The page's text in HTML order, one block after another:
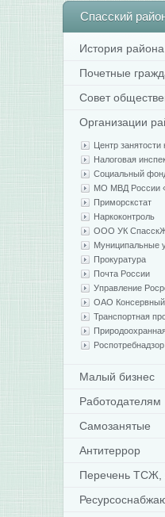
Спасский
История района
Почетные
Совет
Организации
Центр занятости
Налоговая
Социальный
МО МВД России
Приморскстат
Наркоконтроль
ООО УК
Муниципальные
Прокуратура
Почта России
Управление
ОАО Консервный
Транспортная
Роспотребнадзор
Малый бизнес
Работодателям
Самозанятые
Антитеррор
Перечень